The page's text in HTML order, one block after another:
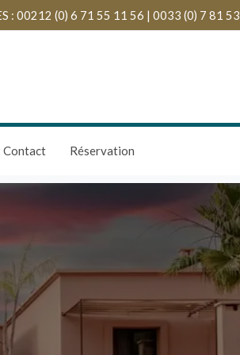
: 00212 (0) 6 71 55 11 56 | 0033 (0) 7 81
Contact Réservation